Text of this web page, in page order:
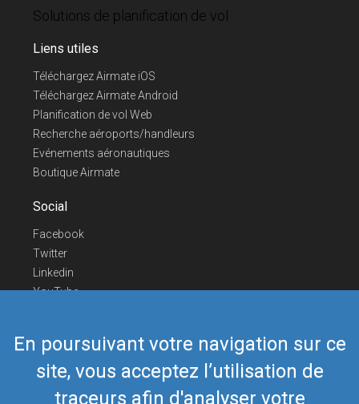
En poursuivant votre navigation sur ce
site, vous acceptez l’utilisation de
traceurs afin d'analyser votre
Solutions de planification de vol
Liens utiles
Téléchargez Airmate iOS
Téléchargez Airmate Android
Planification de vol Web
Recherche aéroports/handleurs
Evénements aéronautiques
Boutique Airmate
Social
Facebook
Twitter
Linkedin
YouTube
Nous contacter
Téléphone Europe+352 26441835
Téléphone US/Canada418-592-8862